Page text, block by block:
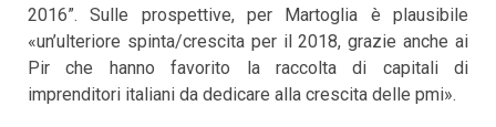
2016”. Sulle prospettive, per Martoglia è plausibile
«un’ulteriore spinta/crescita per il 2018, grazie anche ai
Pir che hanno favorito la raccolta di capitali di
imprenditori italiani da dedicare alla crescita delle pmi».